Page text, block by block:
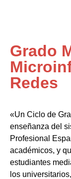
Grado
Redes
«Un Ciclo de
enseñanza del
Profesional
académicos, y
estudiantes
los